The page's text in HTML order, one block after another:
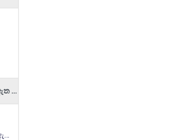
16. රකින විට පරිසරය රැකෙනු ඇත අප සැම